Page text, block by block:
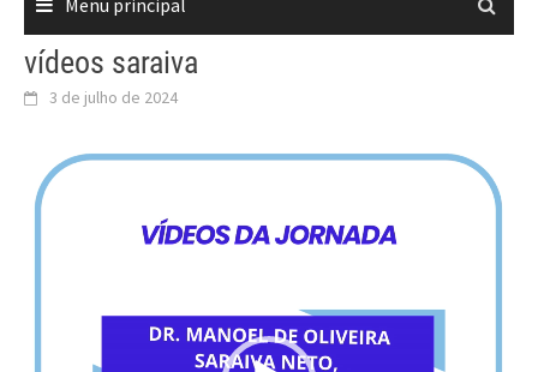
Menu principal
vídeos saraiva
3 de julho de 2024
Tocador
de
vídeo